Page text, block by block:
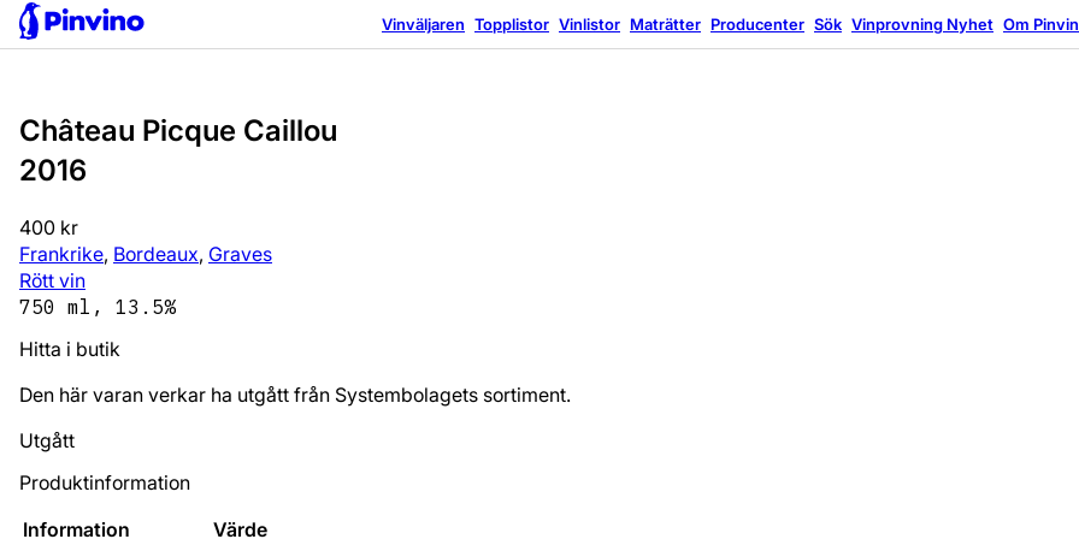
Vinväljaren Topplistor Vinlistor Maträtter Producenter Sök Vinprovning Nyhet Om
Château Picque Caillou
2016
400 kr
Frankrike, Bordeaux, Graves
Rött vin
750 ml, 13.5%
Hitta i butik
Den här varan verkar ha utgått från Systembolagets sortiment.
Utgått
Produktinformation
Information
Värde